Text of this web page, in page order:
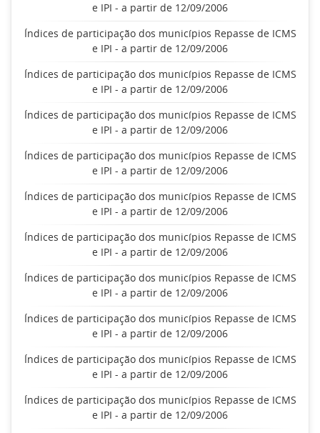
e IPI - a partir de 12/09/2006
Índices de participação dos municípios Repasse de ICMS
e IPI - a partir de 12/09/2006
Índices de participação dos municípios Repasse de ICMS
e IPI - a partir de 12/09/2006
Índices de participação dos municípios Repasse de ICMS
e IPI - a partir de 12/09/2006
Índices de participação dos municípios Repasse de ICMS
e IPI - a partir de 12/09/2006
Índices de participação dos municípios Repasse de ICMS
e IPI - a partir de 12/09/2006
Índices de participação dos municípios Repasse de ICMS
e IPI - a partir de 12/09/2006
Índices de participação dos municípios Repasse de ICMS
e IPI - a partir de 12/09/2006
Índices de participação dos municípios Repasse de ICMS
e IPI - a partir de 12/09/2006
Índices de participação dos municípios Repasse de ICMS
e IPI - a partir de 12/09/2006
Índices de participação dos municípios Repasse de ICMS
e IPI - a partir de 12/09/2006